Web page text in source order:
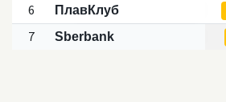
6
ПлавКлуб
7
Sberbank